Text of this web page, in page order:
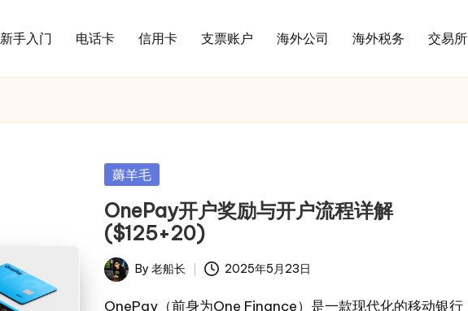
新手入门 电话卡 信用卡 支票账户 海外公司 海外税务 交易所
Posted
薅羊毛
OnePay开户奖励与开户流程详解
($125+20)
Posted
by
By 老船长 2025年5月23日
OnePay（前身为One Finance）是一款现代化的移动银行